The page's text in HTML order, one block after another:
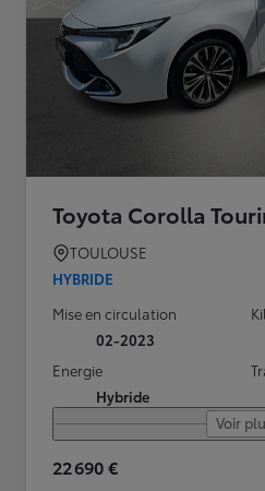
Toyota Corolla
TOULOUSE
HYBRIDE
Mise en circulation
02-2023
Energie
Hybride
Voir
22 690 €